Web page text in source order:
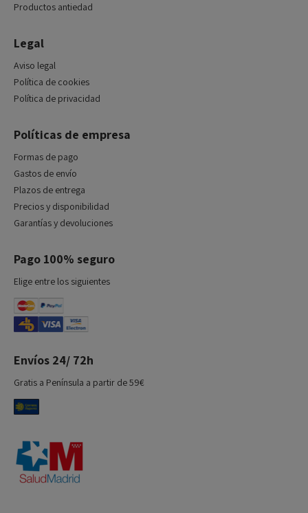
Productos antiedad
Legal
Aviso legal
Política de cookies
Política de privacidad
Políticas de empresa
Formas de pago
Gastos de envío
Plazos de entrega
Precios y disponibilidad
Garantías y devoluciones
Pago 100% seguro
Elige entre los siguientes
Envíos 24/ 72h
Gratis a Península a partir de 59€